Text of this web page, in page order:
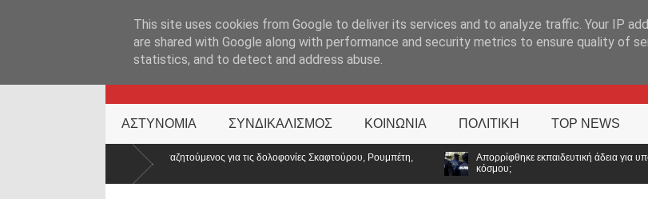
KATEHACKER
ΑΣΤΥΝΟΜΙΑ ΣΥΝΔΙΚΑΛΙΣΜΟΣ ΚΟΙΝΩΝΙΑ ΠΟΛΙΤΙΚΗ TOP NEWS
για τις δολοφονίες Σκαφτούρου, Ρουμπέτη,
Απορρίφθηκε εκπαιδευτική άδεια για υποτροφία στο Tufts: Ποιο μήνυμα
This site uses cookies from Google to deliver its services and to analyze traffic. Your IP
are shared with Google along with performance and security metrics to ensure quality of
statistics, and to detect and address abuse.